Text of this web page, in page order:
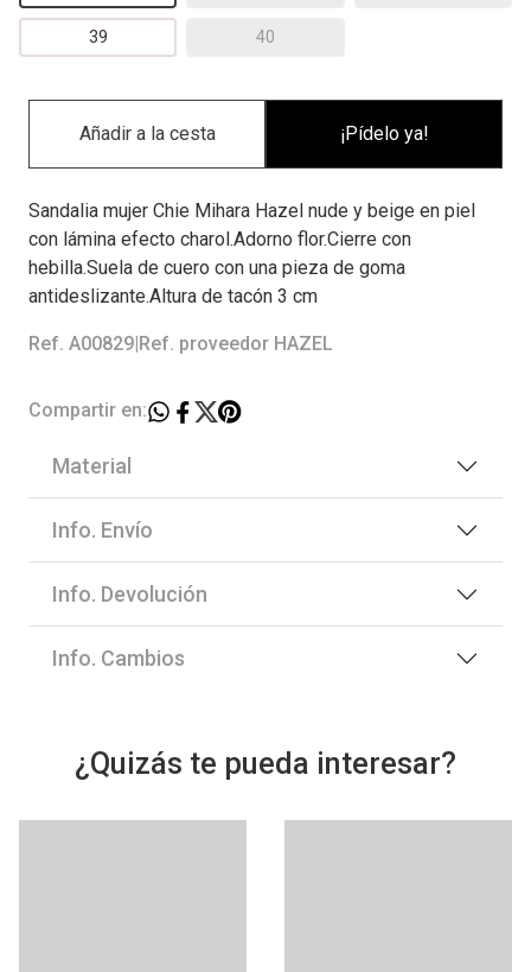
39 40
¡Pídelo ya!
Sandalia mujer Chie Mihara Hazel nude y beige en piel
con lámina efecto charol.Adorno flor.Cierre con
hebilla.Suela de cuero con una pieza de goma
antideslizante.Altura de tacón 3 cm
Ref. A00829 Ref. proveedor HAZEL
Compartir en:
Material
Info. Envío
Info. Devolución
Info. Cambios
¿Quizás te pueda interesar?